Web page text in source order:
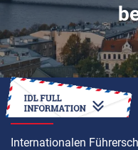
ANLEITUNG
Internationalen